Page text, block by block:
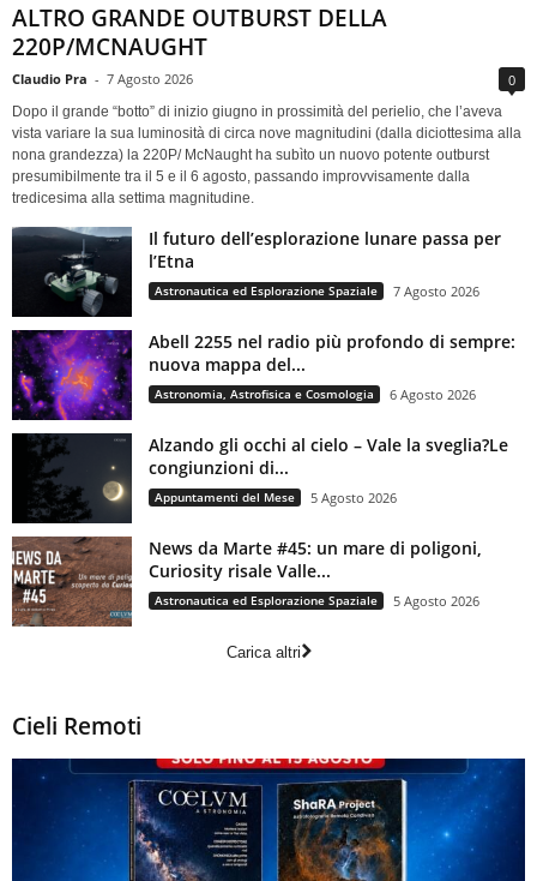
ALTRO GRANDE OUTBURST DELLA
220P/MCNAUGHT
Claudio Pra - 7 Agosto 2026 0
Dopo il grande “botto” di inizio giugno in prossimità del perielio, che l’aveva
vista variare la sua luminosità di circa nove magnitudini (dalla diciottesima alla
nona grandezza) la 220P/ McNaught ha subìto un nuovo potente outburst
presumibilmente tra il 5 e il 6 agosto, passando improvvisamente dalla
tredicesima alla settima magnitudine.
Il futuro dell’esplorazione lunare passa per
l’Etna
Astronautica ed Esplorazione Spaziale 7 Agosto 2026
Abell 2255 nel radio più profondo di sempre:
nuova mappa del...
Astronomia, Astrofisica e Cosmologia 6 Agosto 2026
Alzando gli occhi al cielo – Vale la sveglia?Le
congiunzioni di...
Appuntamenti del Mese 5 Agosto 2026
News da Marte #45: un mare di poligoni,
Curiosity risale Valle...
Astronautica ed Esplorazione Spaziale 5 Agosto 2026
Carica altri
Cieli Remoti